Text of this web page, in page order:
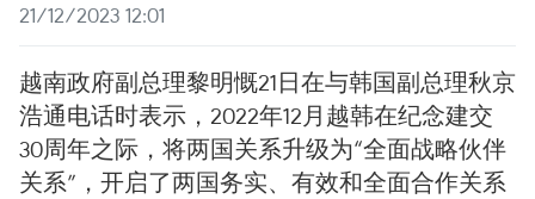
21/12/2023 12:01
越南政府副总理黎明慨21日在与韩国副总理秋京
浩通电话时表示，2022年12月越韩在纪念建交
30周年之际，将两国关系升级为“全面战略伙伴
关系”，开启了两国务实、有效和全面合作关系